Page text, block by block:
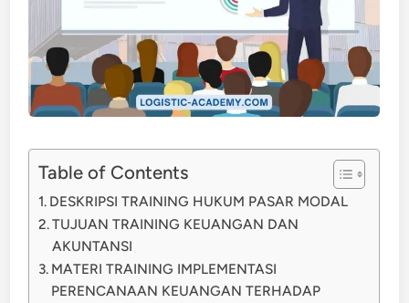
Table of Contents
DESKRIPSI TRAINING HUKUM PASAR MODAL
TUJUAN TRAINING KEUANGAN DAN
AKUNTANSI
MATERI TRAINING IMPLEMENTASI
PERENCANAAN KEUANGAN TERHADAP